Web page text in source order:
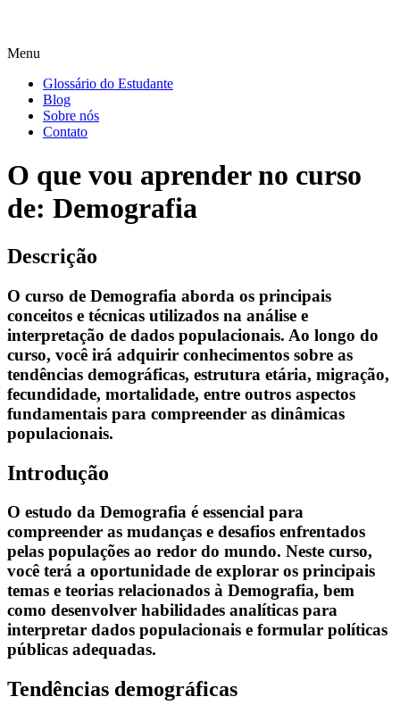
Menu
Glossário do Estudante
Blog
Sobre nós
Contato
O que vou aprender no curso
de: Demografia
Descrição
O curso de Demografia aborda os principais
conceitos e técnicas utilizados na análise e
interpretação de dados populacionais. Ao longo do
curso, você irá adquirir conhecimentos sobre as
tendências demográficas, estrutura etária, migração,
fecundidade, mortalidade, entre outros aspectos
fundamentais para compreender as dinâmicas
populacionais.
Introdução
O estudo da Demografia é essencial para
compreender as mudanças e desafios enfrentados
pelas populações ao redor do mundo. Neste curso,
você terá a oportunidade de explorar os principais
temas e teorias relacionados à Demografia, bem
como desenvolver habilidades analíticas para
interpretar dados populacionais e formular políticas
públicas adequadas.
Tendências demográficas